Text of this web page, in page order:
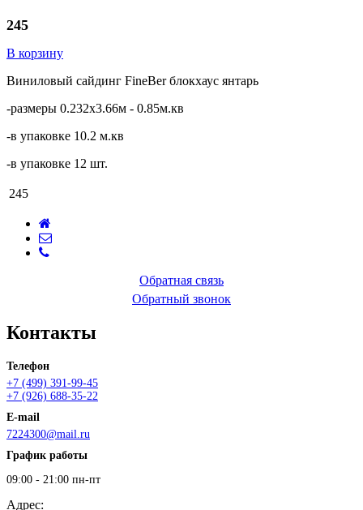
245
В корзину
Виниловый сайдинг FineBer блокхаус янтарь
-размеры 0.232х3.66м - 0.85м.кв
-в упаковке 10.2 м.кв
-в упаковке 12 шт.
245
Обратная связь
Обратный звонок
Контакты
Телефон
+7 (499) 391-99-45
+7 (926) 688-35-22
E-mail
7224300@mail.ru
График работы
09:00 - 21:00 пн-пт
Адрес: